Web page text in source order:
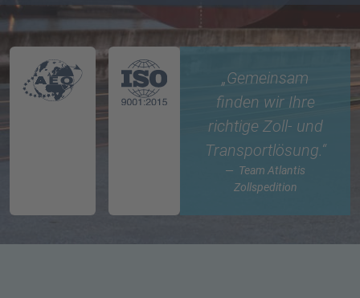
„Gemeinsam
finden wir Ihre
richtige Zoll- und
Transportlösung.“
Team Atlantis
Zollspedition